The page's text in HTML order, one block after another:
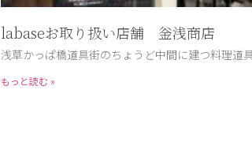
labaseお取り扱い店舗 釡浅商店
浅草かっぱ橋道具街のちょうど中間に建つ料理道
もっと読む »